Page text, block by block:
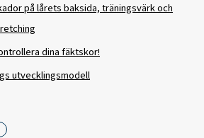
på lårets baksida, träningsvärk och
dina fäktskor!
utvecklingsmodell